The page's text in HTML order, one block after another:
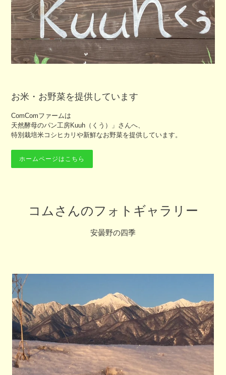
お米・お野菜を提供しています
ComComファームは
天然酵母のパン工房Kuuh（くう）」さんへ、
特別栽培米コシヒカリや新鮮なお野菜を提供しています。
ホームページはこちら
コムさんのフォトギャラリー
安曇野の四季